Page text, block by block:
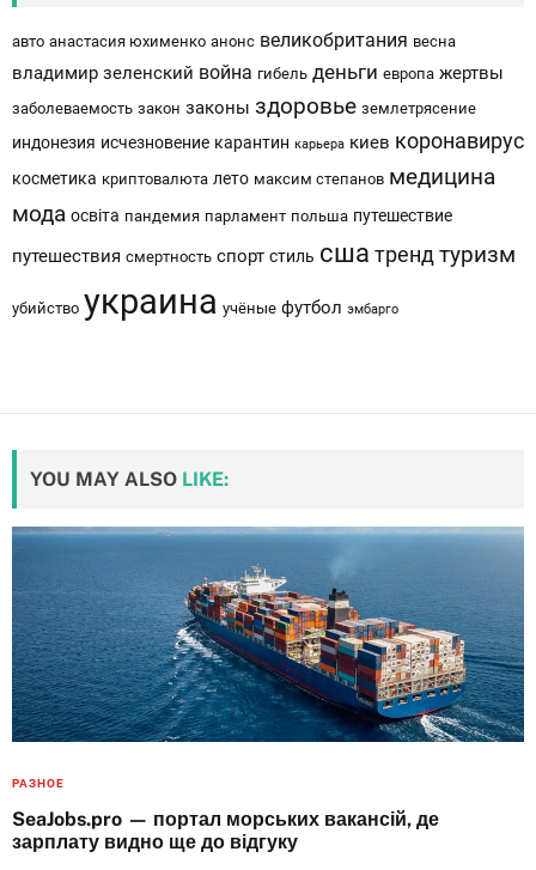
авто анастасия юхименко анонс великобритания весна
владимир зеленский война гибель деньги европа жертвы
заболеваемость закон законы здоровье землетрясение
индонезия исчезновение карантин карьера киев коронавирус
косметика криптовалюта лето максим степанов медицина
мода освіта пандемия парламент польша путешествие
путешествия смертность спорт стиль сша тренд туризм
убийство украина учёные футбол эмбарго
YOU MAY ALSO LIKE:
РАЗНОЕ
SeaJobs.pro — портал морських вакансій, де
зарплату видно ще до відгуку